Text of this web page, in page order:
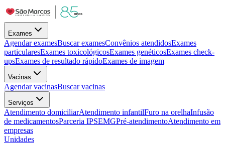
Exames
Agendar examesBuscar examesConvênios atendidosExames
particularesExames toxicológicosExames genéticosExames check-
upsExames de resultado rápidoExames de imagem
Vacinas
Agendar vacinasBuscar vacinas
Serviços
Atendimento domiciliarAtendimento infantilFuro na orelhaInfusão
de medicamentosParceria IPSEMGPré-atendimentoAtendimento em
empresas
Unidades